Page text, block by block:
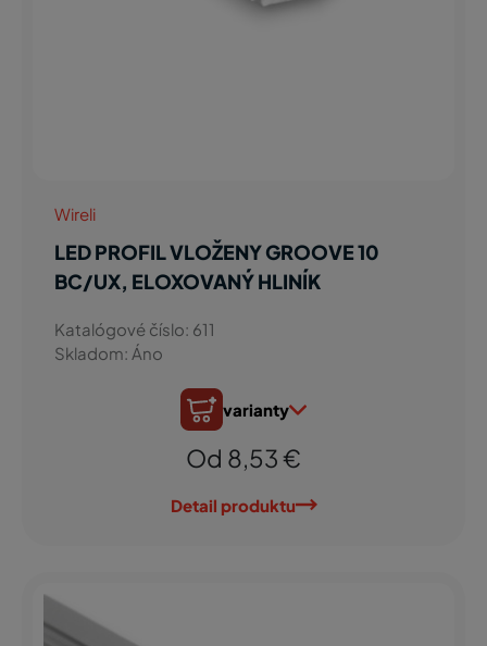
Wireli
LED PROFIL VLOŽENY GROOVE 10
BC/UX, ELOXOVANÝ HLINÍK
Katalógové číslo: 611
Skladom: Áno
varianty
Od 8,53 €
Detail produktu